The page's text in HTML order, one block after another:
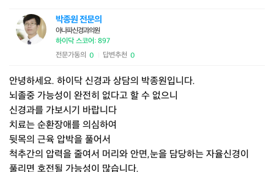
박종원 전문의
아나파신경과의원
하이닥 스코어: 897
전문가동의 0 답변추천 0
안녕하세요. 하이닥 신경과 상담의 박종원입니다.
뇌졸중 가능성이 완전히 없다고 할 수 없으니
신경과를 가보시기 바랍니다
치료는 순환장애를 의심하여
뒷목의 근육 압박을 풀어서
척추간의 압력을 줄여서 머리와 안면,눈을 담당하는 자율신경이
풀리면 호전될 가능성이 많습니다.